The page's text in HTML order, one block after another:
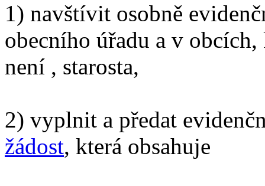
1) navštívit osobně
obecního úřadu a v
není , starosta,
2) vyplnit a předat
žádost, která obsahuje